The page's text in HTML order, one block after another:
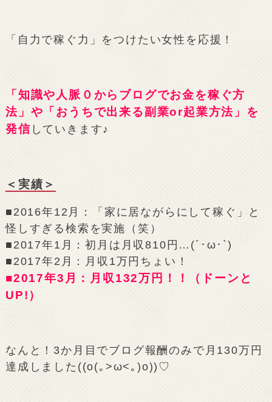
「自力で稼ぐ力」をつけたい女性を応援！
「知識や人脈０からブログでお金を稼ぐ方
法」や「おうちで出来る副業or起業方法」を
発信 していきます♪
＜実績＞
■2016年12月：「家に居ながらにして稼ぐ」と
怪しすぎる検索を実施（笑）
■2017年1月：初月は月収810円…(´･ω･`)
■2017年2月：月収1万円ちょい！
■2017年3月：月収132万円！！（ドーンと
UP!）
なんと！3か月目でブログ報酬のみで月130万円
達成しました((o(｡>ω<｡)o))♡